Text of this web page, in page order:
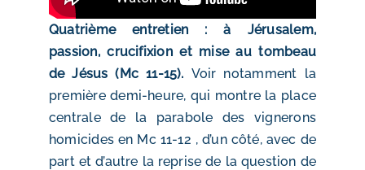
Quatrième entretien : à Jérusalem,
passion, crucifixion et mise au tombeau
de Jésus (Mc 11-15). Voir notamment la
première demi-heure, qui montre la place
centrale de la parabole des vignerons
homicides en Mc 11-12 , d’un côté, avec de
part et d’autre la reprise de la question de